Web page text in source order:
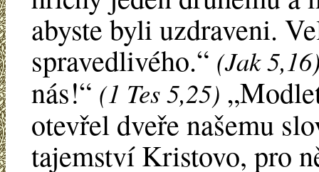
abyste byli uzdraveni.
spravedlivého.“ (Jak
nás!“ (1 Tes 5,25)
otevřel dveře našemu
tajemství Kristovo, pro